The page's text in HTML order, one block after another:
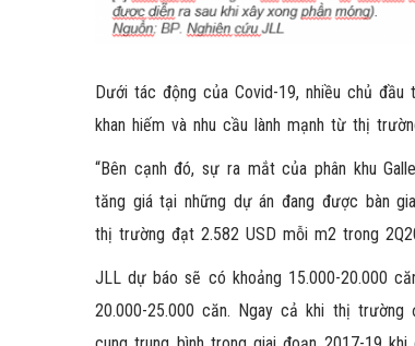
Dưới tác động của Covid-19, nhiều chủ
khan hiếm và nhu cầu lành mạnh từ thị
“Bên cạnh đó, sự ra mắt của phân khu
tăng giá tại những dự án đang được bàn
thị trường đạt 2.582 USD mỗi m2 trong
JLL dự báo sẽ có khoảng 15.000-20.000
20.000-25.000 căn. Ngay cả khi thị